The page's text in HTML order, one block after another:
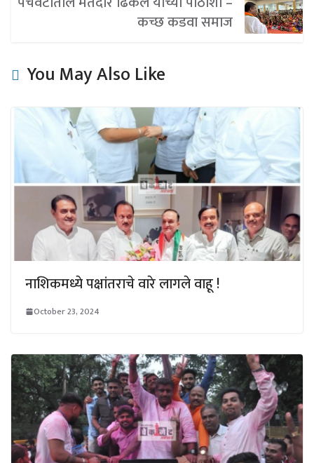
कच्छ कडवा समाज
You May Also Like
नाशिकमध्ये पक्षांतराचे वारे लागले वाहू !
October 23, 2024